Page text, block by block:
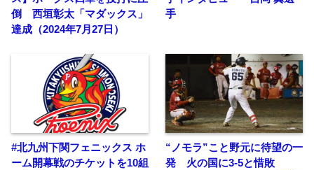
倒 西垣彰太「マダックス」
達成（2024年7月27日）
手
#北九州下関フェニックス ホ
ーム開幕戦のチケットを10組
“ノモラ”こと野元に待望の一
発 火の国に3-5と惜敗